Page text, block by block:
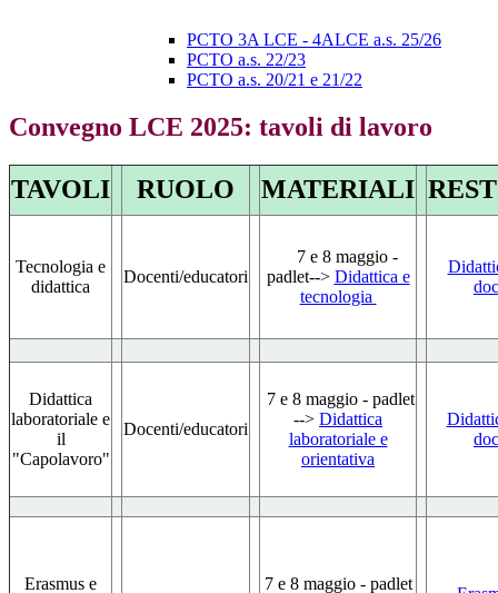
PCTO 3A LCE - 4ALCE a.s. 25/26
PCTO a.s. 22/23
PCTO a.s. 20/21 e 21/22
Convegno LCE 2025: tavoli di lavoro
TAVOLI RUOLO MATERIALI
Tecnologia e
didattica
Docenti/educatori
7 e 8 maggio -
padlet--> Didattica e
tecnologia
Didattica
laboratoriale e
il
"Capolavoro"
Docenti/educatori
7 e 8 maggio - padlet
--> Didattica
laboratoriale e
orientativa
Erasmus e
7 e 8 maggio - padlet